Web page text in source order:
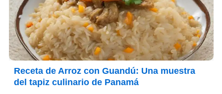
Receta de Arroz con Guandú: Una muestra
del tapiz culinario de Panamá